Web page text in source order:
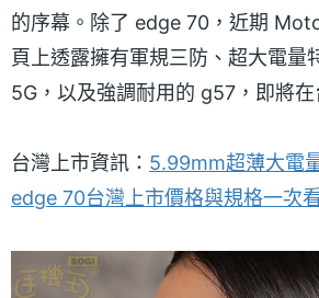
的序幕。除了 edge 70，近期
頁上透露擁有軍規三防、超大電
5G，以及強調耐用的 g57，即將在
台灣上市資訊： 5.99mm超薄大電
edge 70台灣上市價格與規格一次